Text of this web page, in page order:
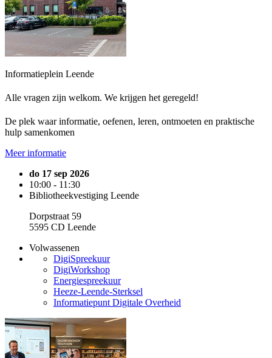
Informatieplein Leende
Alle vragen zijn welkom. We krijgen het geregeld!
De plek waar informatie, oefenen, leren, ontmoeten en praktische
hulp samenkomen
Meer informatie
do 17 sep 2026
10:00 - 11:30
Bibliotheekvestiging Leende
Dorpstraat 59
5595 CD Leende
Volwassenen
DigiSpreekuur
DigiWorkshop
Energiespreekuur
Heeze-Leende-Sterksel
Informatiepunt Digitale Overheid